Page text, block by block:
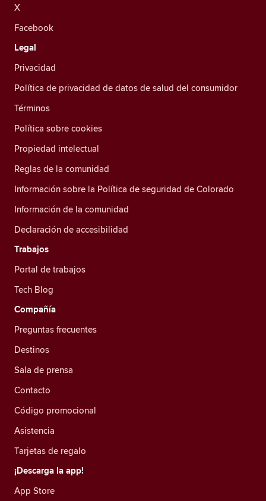
X
Facebook
Legal
Privacidad
Política de privacidad de datos de salud del consumidor
Términos
Política sobre cookies
Propiedad intelectual
Reglas de la comunidad
Información sobre la Política de seguridad de Colorado
Información de la comunidad
Declaración de accesibilidad
Trabajos
Portal de trabajos
Tech Blog
Compañía
Preguntas frecuentes
Destinos
Sala de prensa
Contacto
Código promocional
Asistencia
Tarjetas de regalo
¡Descarga la app!
App Store